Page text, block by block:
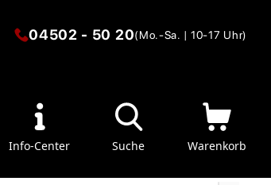
04502 - 50 20(Mo.-Sa. | 10-17 Uhr)
Info-Center Suche Warenkorb